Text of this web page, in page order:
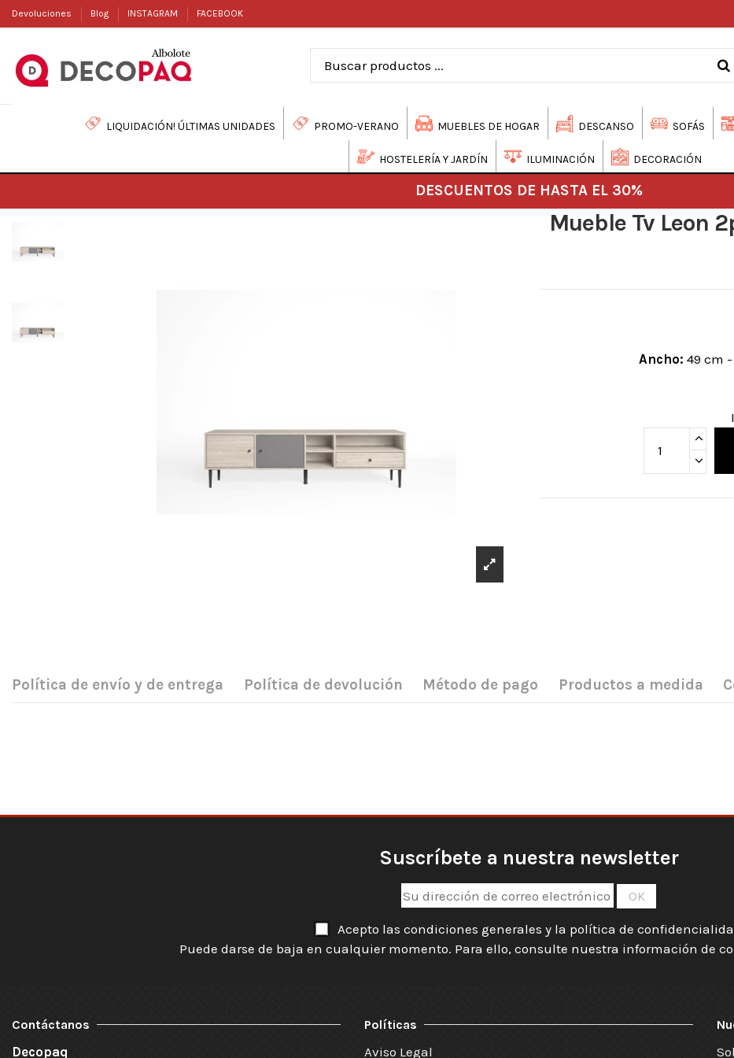
Devoluciones Blog INSTAGRAM FACEBOOK
LIQUIDACIÓN! ÚLTIMAS UNIDADES PROMO-VERANO MUEBLES DE HOGAR DESCANSO SOFÁS
HOSTELERÍA Y JARDÍN ILUMINACIÓN DECORACIÓN
DESCUENTOS DE HASTA EL 30%
Mueble Tv Leon
Ancho: 49 cm -
Política de envío y de entrega Política de devolución Método de pago Productos a medida
Suscríbete a nuestra newsletter
Acepto las condiciones generales y la política de
Puede darse de baja en cualquier momento. Para ello, consulte nuestra información de
Contáctanos
Decopaq
Políticas
Aviso Legal